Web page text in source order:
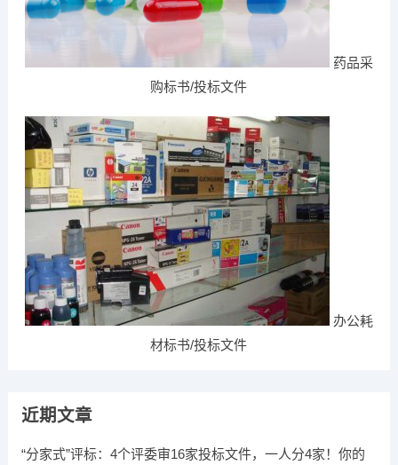
药品采
购标书/投标文件
办公耗
材标书/投标文件
近期文章
“分家式”评标：4个评委审16家投标文件，一人分4家！你的